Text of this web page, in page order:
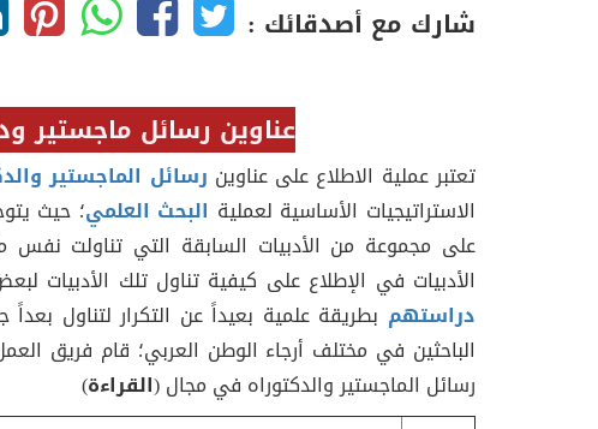
شارك مع أصدقائك :
عناوين رسائل ماجستير
تعتبر عملية الاطلاع على عناوين رسائل الماجستير
الاستراتيجيات الأساسية لعملية البحث العلمي؛ حيث
على مجموعة من الأدبيات السابقة التي تناولت
الأدبيات في الإطلاع على كيفية تناول تلك الأدبيات
دراستهم بطريقة علمية بعيداً عن التكرار لتناول بعداً
الباحثين في مختلف أرجاء الوطن العربي؛ قام فريق
رسائل الماجستير والدكتوراه في مجال (القراءة)